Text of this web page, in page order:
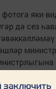
яки
дә сез
арада